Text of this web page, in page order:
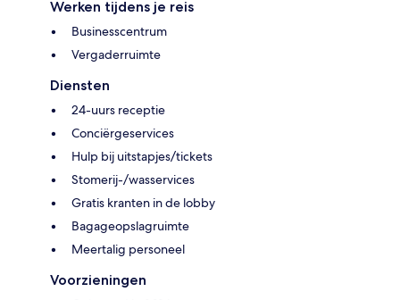
Werken tijdens je reis
Businesscentrum
Vergaderruimte
Diensten
24-uurs receptie
Conciërgeservices
Hulp bij uitstapjes/tickets
Stomerij-/wasservices
Gratis kranten in de lobby
Bagageopslagruimte
Meertalig personeel
Voorzieningen